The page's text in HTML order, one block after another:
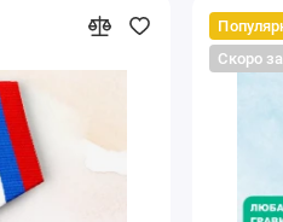
Скоро